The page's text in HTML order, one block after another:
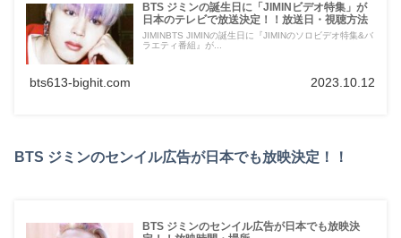
BTS ジミンの誕生日に「JIMINビデオ特集」が
日本のテレビで放送決定！！放送日・視聴方法
JIMINBTS JIMINの誕生日に『JIMINのソロビデオ特集&バ
ラエティ番組』が...
bts613-bighit.com 2023.10.12
BTS ジミンのセンイル広告が日本でも放映決定！！
BTS ジミンのセンイル広告が日本でも放映決